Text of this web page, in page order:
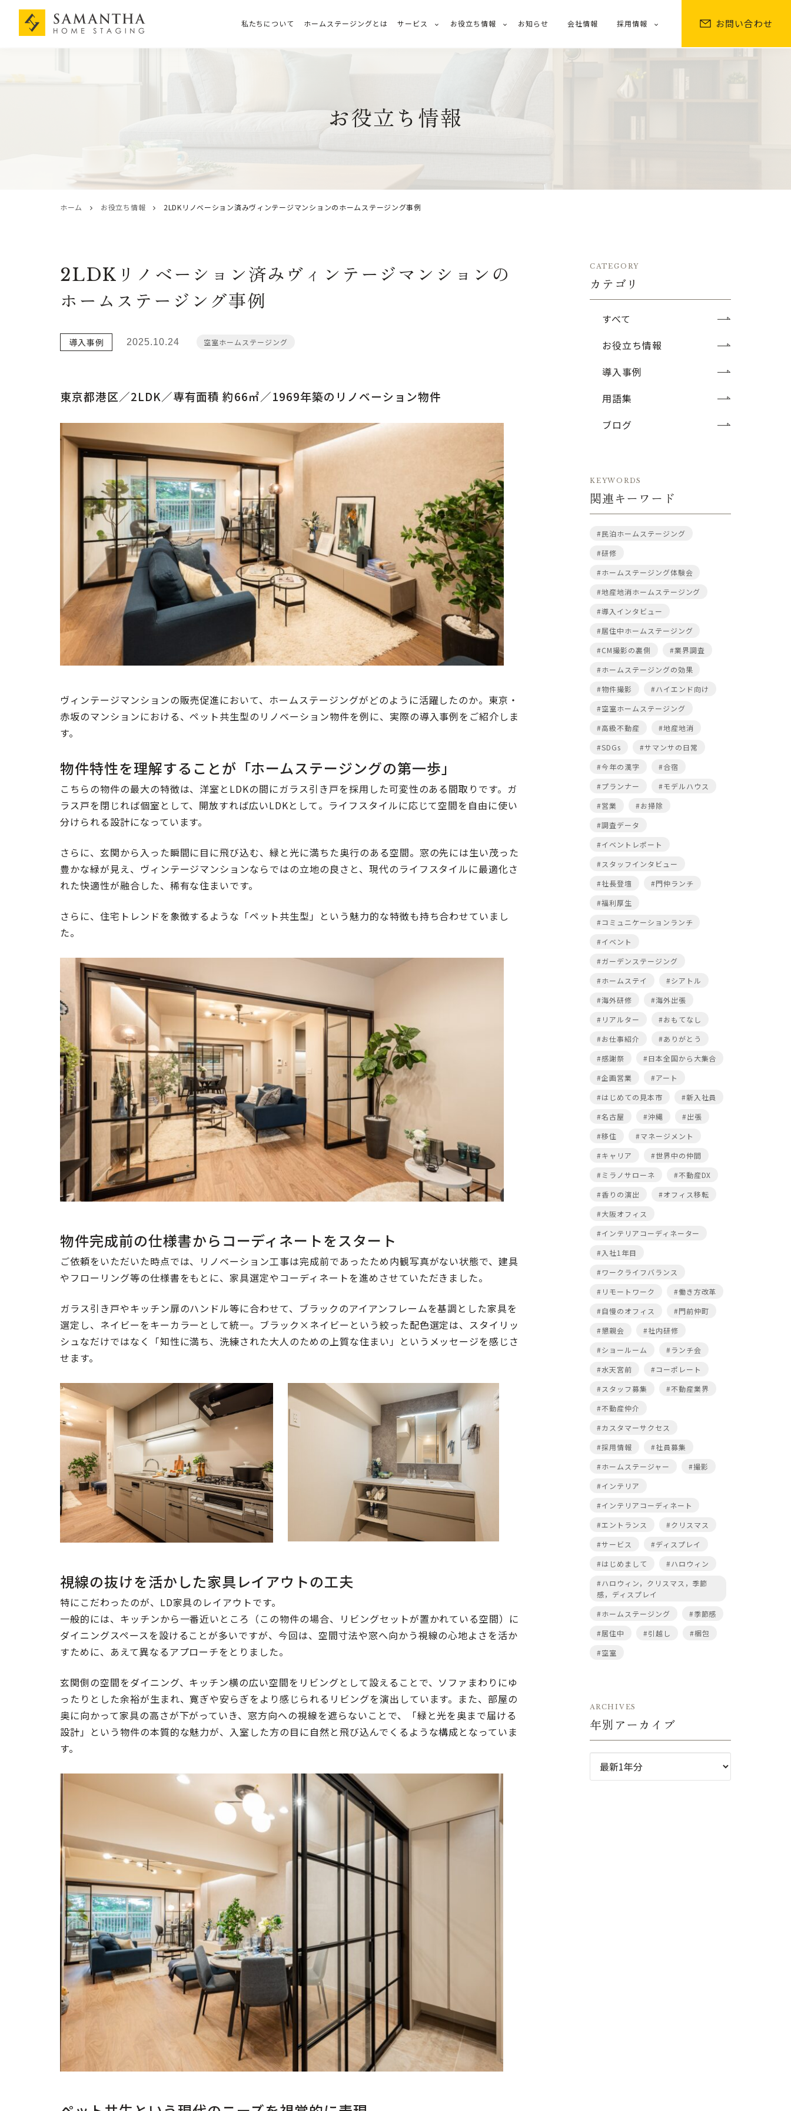
私たちについて ホームステージングとは サービス お役立ち情報 お知らせ 会社情報 採用情報 お問い合わせ
お役立ち情報
ホーム お役立ち情報 2LDKリノベーション済みヴィンテージマンションのホームステージング事例
2LDKリノベーション済みヴィンテージマンションの
ホームステージング事例
導入事例 2025.10.24 空室ホームステージング
東京都港区／2LDK／専有面積 約66㎡／1969年築のリノベーション物件
ヴィンテージマンションの販売促進において、ホームステージングがどのように活躍したのか。東京・
赤坂のマンションにおける、ペット共生型のリノベーション物件を例に、実際の導入事例をご紹介しま
す。
物件特性を理解することが「ホームステージングの第一歩」
こちらの物件の最大の特徴は、洋室とLDKの間にガラス引き戸を採用した可変性のある間取りです。ガ
ラス戸を閉じれば個室として、開放すれば広いLDKとして。ライフスタイルに応じて空間を自由に使い
分けられる設計になっています。
さらに、玄関から入った瞬間に目に飛び込む、緑と光に満ちた奥行のある空間。窓の先には生い茂った
豊かな緑が見え、ヴィンテージマンションならではの立地の良さと、現代のライフスタイルに最適化さ
れた快適性が融合した、稀有な住まいです。
さらに、住宅トレンドを象徴するような「ペット共生型」という魅力的な特徴も持ち合わせていまし
た。
物件完成前の仕様書からコーディネートをスタート
ご依頼をいただいた時点では、リノベーション工事は完成前であったため内観写真がない状態で、建具
やフローリング等の仕様書をもとに、家具選定やコーディネートを進めさせていただきました。
ガラス引き戸やキッチン扉のハンドル等に合わせて、ブラックのアイアンフレームを基調とした家具を
選定し、ネイビーをキーカラーとして統一。ブラック×ネイビーという絞った配色選定は、スタイリッ
シュなだけではなく「知性に満ち、洗練された大人のための上質な住まい」というメッセージを感じさ
せます。
視線の抜けを活かした家具レイアウトの工夫
特にこだわったのが、LD家具のレイアウトです。
一般的には、キッチンから一番近いところ（この物件の場合、リビングセットが置かれている空間）に
ダイニングスペースを設けることが多いですが、今回は、空間寸法や窓へ向かう視線の心地よさを活か
すために、あえて異なるアプローチをとりました。
玄関側の空間をダイニング、キッチン横の広い空間をリビングとして設えることで、ソファまわりにゆ
ったりとした余裕が生まれ、寛ぎや安らぎをより感じられるリビングを演出しています。また、部屋の
奥に向かって家具の高さが下がっていき、窓方向への視線を遮らないことで、「緑と光を奥まで届ける
設計」という物件の本質的な魅力が、入室した方の目に自然と飛び込んでくるような構成となっていま
す。
CATEGORY
カテゴリ
すべて
お役立ち情報
導入事例
用語集
ブログ
KEYWORDS
関連キーワード
#民泊ホームステージング
#研修
#ホームステージング体験会
#地産地消ホームステージング
#導入インタビュー
#居住中ホームステージング
#CM撮影の裏側
#業界調査
#ホームステージングの効果
#物件撮影
#ハイエンド向け
#空室ホームステージング
#高級不動産
#地産地消
#SDGs
#サマンサの日常
#今年の漢字
#合宿
#プランナー
#モデルハウス
#営業
#お掃除
#調査データ
#イベントレポート
#スタッフインタビュー
#社長登壇
#門仲ランチ
#福利厚生
#コミュニケーションランチ
#イベント
#ガーデンステージング
#ホームステイ
#シアトル
#海外研修
#海外出張
#リアルター
#おもてなし
#お仕事紹介
#ありがとう
#感謝祭
#日本全国から大集合
#企画営業
#アート
#はじめての見本市
#新入社員
#名古屋
#沖縄
#出張
#移住
#マネージメント
#キャリア
#世界中の仲間
#ミラノサローネ
#不動産DX
#香りの演出
#オフィス移転
#大阪オフィス
#インテリアコーディネーター
#入社1年目
#ワークライフバランス
#リモートワーク
#働き方改革
#自慢のオフィス
#門前仲町
#懇親会
#社内研修
#ショールーム
#ランチ会
#水天宮前
#コーポレート
#スタッフ募集
#不動産業界
#不動産仲介
#カスタマーサクセス
#採用情報
#社員募集
#ホームステージャー
#撮影
#インテリア
#インテリアコーディネート
#エントランス
#クリスマス
#サービス
#ディスプレイ
#はじめまして
#ハロウィン
#ハロウィン，クリスマス，季節
感，ディスプレイ
#ホームステージング
#季節感
#居住中
#引越し
#梱包
#空室
ARCHIVES
年別アーカイブ